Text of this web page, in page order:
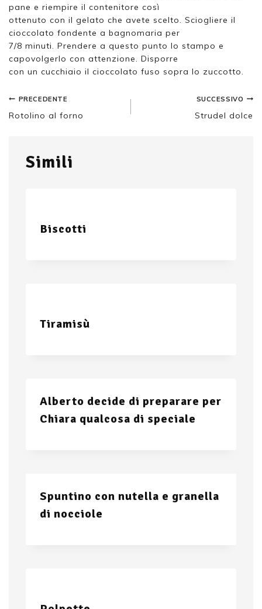
pane e riempire il contenitore così
ottenuto con il gelato che avete scelto. Sciogliere il
cioccolato fondente a bagnomaria per
7/8 minuti. Prendere a questo punto lo stampo e
capovolgerlo con attenzione. Disporre
con un cucchiaio il cioccolato fuso sopra lo zuccotto.
PRECEDENTE
Rotolino al forno
SUCCESSIVO
Strudel dolce
Simili
Biscotti
Tiramisù
Alberto decide di preparare per
Chiara qualcosa di speciale
Spuntino con nutella e granella
di nocciole